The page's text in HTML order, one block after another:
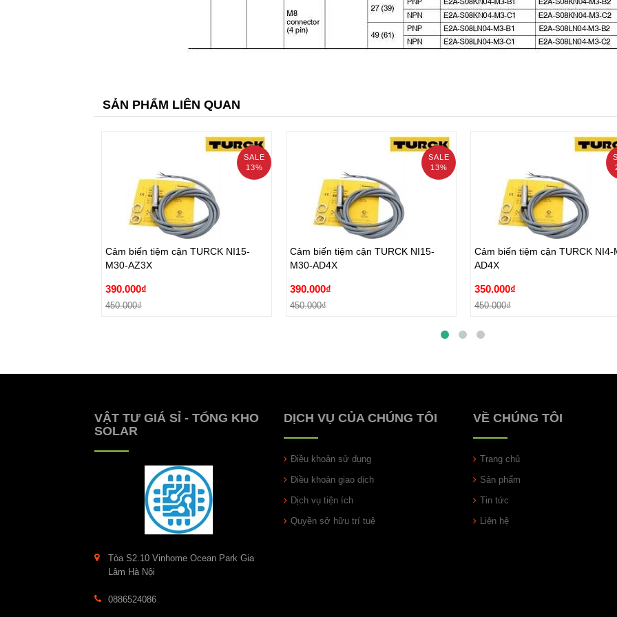
SẢN PHẨM LIÊN QUAN
SALE
13%
Cảm biến tiệm cận TURCK NI15-
M30-AZ3X
390.000₫
450.000₫
Cảm biến tiệm cận TURCK NI15-
390.000₫
SALE
13%
Cảm biến tiệm cận TURCK NI15-
M30-AD4X
390.000₫
450.000₫
Cảm biến tiệm cận TURCK NI15-
390.000₫
Cảm biến tiệm cận TURCK NI4-
AD4X
350.000₫
450.000₫
Cảm biến tiệm cận TURCK NI4-
350.000₫
VẬT TƯ GIÁ SỈ - TỔNG KHO
SOLAR
Tòa S2.10 Vinhome Ocean Park Gia
Lâm Hà Nội
0886524086
DỊCH VỤ CỦA CHÚNG TÔI
Điều khoản sử dụng
Điều khoản giao dịch
Dịch vụ tiện ích
Quyền sở hữu trí tuệ
VỀ CHÚNG TÔI
Trang chủ
Sản phẩm
Tin tức
Liên hệ